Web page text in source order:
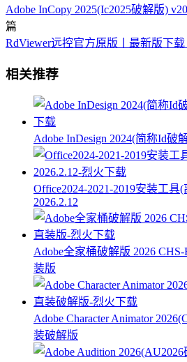
Adobe InCopy 2025(Ic2025破解版)
篇
RdViewer远控官方原版丨最新版下
相关推荐
Adobe InDesign 2024(简称Id破
Office2024-2021-2019安装工
2026.2.12
Adobe全家桶破解版 2026
装版
Adobe Character Animator
装破解版